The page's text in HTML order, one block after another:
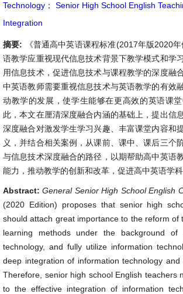
Technology ； Senior High School English
Integration
摘要:
《普通高中英语课程标准(2017年版2020
语教学应重视现代信息技术背景下教学模式和学
用信息技术，促进信息技术与课程教学的深度融
中英语教师需要重视信息技术与英语教学的有效
动教学的发展，使学生能够在更高效的英语课
此，本文在厘清深度融合内涵的基础上，提出信
深度融合对激发学生学习兴趣、丰富课堂内容和
义，并结合相关案例，从课前、课中、课后三个
与信息技术深度融合的路径，以期帮助高中英语
能力，推动教学的创新和改革，促进高中英语学科
Abstract:General Senior High School English
(2020 Edition) proposes that senior high
should attach great importance to the reform of
learning methods under the background of
technology, and fully utilize information
deep integration of information technology and
Therefore, senior high school English teachers
to the effective integration of information